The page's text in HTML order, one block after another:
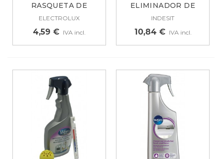
RASQUETA DE
PLÁSTICO
ELECTROLUX
4,59 € IVA incl.
ELIMINADOR DE
OLORES PARA...
INDESIT
10,84 € IVA incl.